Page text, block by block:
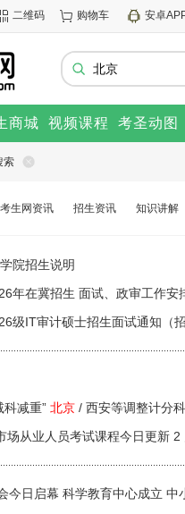
二维码 购物车 安卓
商城 视频课程 考圣动图
索
考生网资讯 招生资讯 知识讲解
院招生说明
年在冀招生 面试、政审工作安
级IT审计硕士招生面试通知（招
科减重” 北京 / 西安等调整计分
场从业人员考试课程今日更新 2
今日启幕 科学教育中心成立 中